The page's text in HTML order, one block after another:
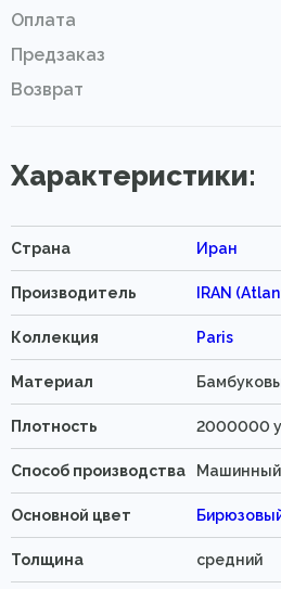
Оплата
Предзаказ
Возврат
Характеристики:
Страна Иран
Производитель IRAN
Коллекция Paris
Материал
Плотность 2000000
Способ производства Машинный
Основной цвет
Толщина средний